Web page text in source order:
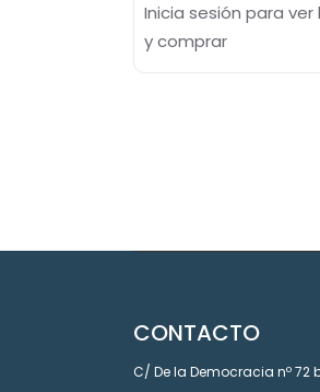
Inicia sesión para ver
y comprar
CONTACTO
C/ De la Democracia nº 72